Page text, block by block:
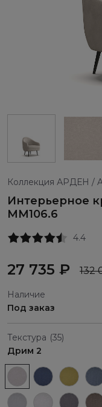
Коллекция АРДЕН /
Интерьерное
ММ106.6
4.4
27 735 ₽ 132
Наличие
Под заказ
Текстура (35)
Дрим 2